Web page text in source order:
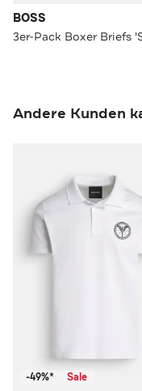
BOSS
3er-Pack Boxer Briefs
Andere Kunden
-49%* Sale